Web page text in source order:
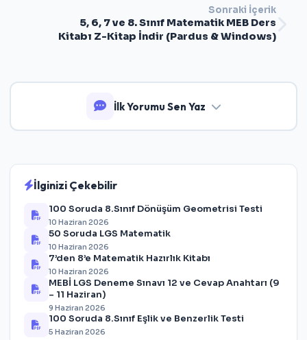
Sonraki İçerik
5, 6, 7 ve 8. Sınıf Matematik MEB Ders
Kitabı Z-Kitap İndir (Pardus & Windows)
İlk Yorumu Sen Yaz
İlginizi Çekebilir
100 Soruda 8.Sınıf Dönüşüm Geometrisi Testi
10 Haziran 2026
50 Soruda LGS Matematik
10 Haziran 2026
7’den 8’e Matematik Hazırlık Kitabı
10 Haziran 2026
MEBİ LGS Deneme Sınavı 12 ve Cevap Anahtarı (9
– 11 Haziran)
9 Haziran 2026
100 Soruda 8.Sınıf Eşlik ve Benzerlik Testi
5 Haziran 2026